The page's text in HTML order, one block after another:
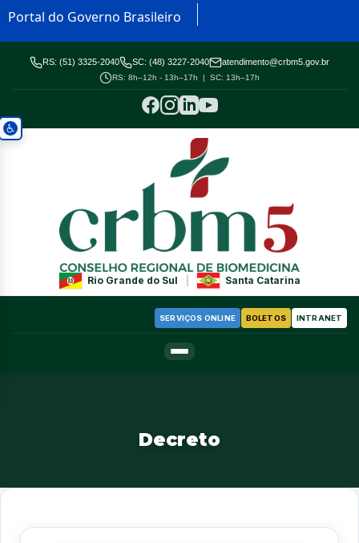
Portal do Governo Brasileiro
RS: (51) 3325-2040 SC: (48) 3227-2040 atendimento@crbm5.gov.br
RS: 8h–12h - 13h–17h | SC: 13h–17h
Rio Grande do Sul Santa Catarina
SERVIÇOS ONLINE BOLETOS INTRANET
Decreto